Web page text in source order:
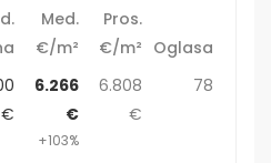
Med.
€/m²
Pros.
€/m² Oglasa
€
6.266
€
+103%
6.808
€
78